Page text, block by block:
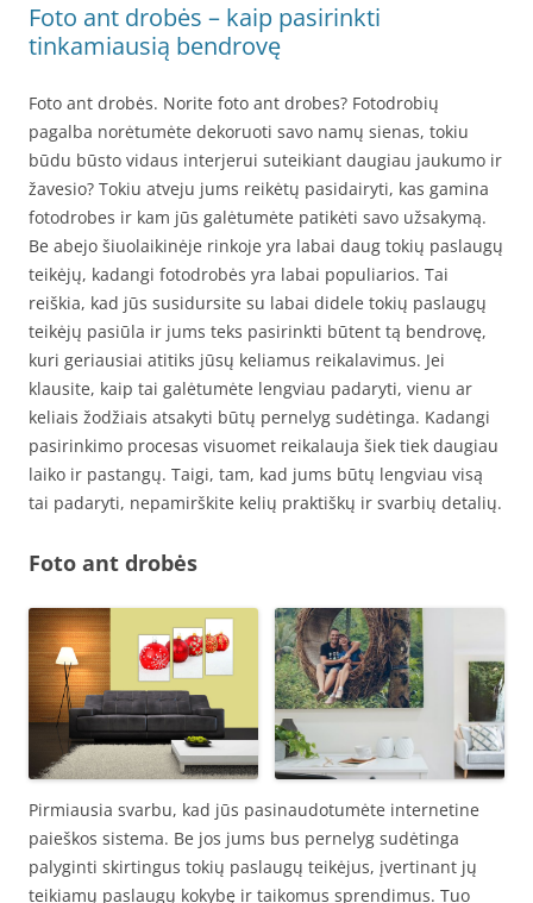
Foto ant drobės – kaip pasirinkti
tinkamiausią bendrovę
Foto ant drobės. Norite foto ant drobes? Fotodrobių
pagalba norėtumėte dekoruoti savo namų sienas, tokiu
būdu būsto vidaus interjerui suteikiant daugiau jaukumo ir
žavesio? Tokiu atveju jums reikėtų pasidairyti, kas gamina
fotodrobes ir kam jūs galėtumėte patikėti savo užsakymą.
Be abejo šiuolaikinėje rinkoje yra labai daug tokių paslaugų
teikėjų, kadangi fotodrobės yra labai populiarios. Tai
reiškia, kad jūs susidursite su labai didele tokių paslaugų
teikėjų pasiūla ir jums teks pasirinkti būtent tą bendrovę,
kuri geriausiai atitiks jūsų keliamus reikalavimus. Jei
klausite, kaip tai galėtumėte lengviau padaryti, vienu ar
keliais žodžiais atsakyti būtų pernelyg sudėtinga. Kadangi
pasirinkimo procesas visuomet reikalauja šiek tiek daugiau
laiko ir pastangų. Taigi, tam, kad jums būtų lengviau visą
tai padaryti, nepamirškite kelių praktiškų ir svarbių detalių.
Foto ant drobės
Pirmiausia svarbu, kad jūs pasinaudotumėte internetine
paieškos sistema. Be jos jums bus pernelyg sudėtinga
palyginti skirtingus tokių paslaugų teikėjus, įvertinant jų
teikiamų paslaugų kokybę ir taikomus sprendimus. Tuo